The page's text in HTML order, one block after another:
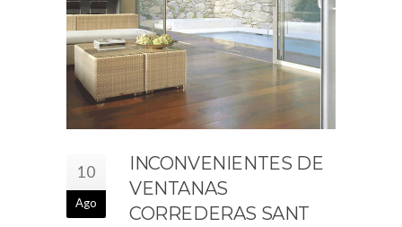
10
Ago
INCONVENIENTES DE
VENTANAS
CORREDERAS SANT